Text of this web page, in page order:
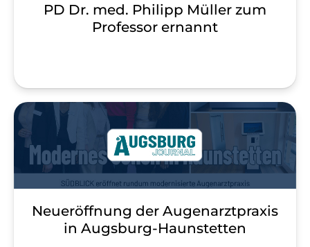
PD Dr. med. Philipp Müller zum
Professor ernannt
Neueröffnung der Augenarztpraxis
in Augsburg-Haunstetten